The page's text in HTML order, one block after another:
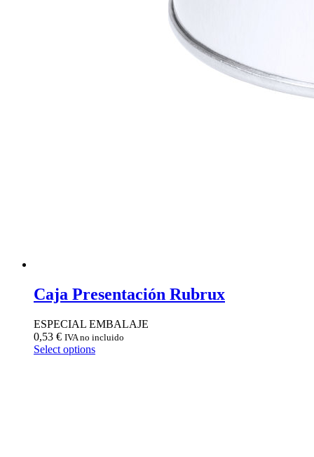
Caja Presentación Rubrux
ESPECIAL EMBALAJE
0,53 € IVA no incluido
Select options